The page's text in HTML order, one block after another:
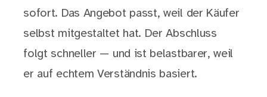
sofort. Das Angebot passt, weil der Käufer
selbst mitgestaltet hat. Der Abschluss
folgt schneller — und ist belastbarer, weil
er auf echtem Verständnis basiert.